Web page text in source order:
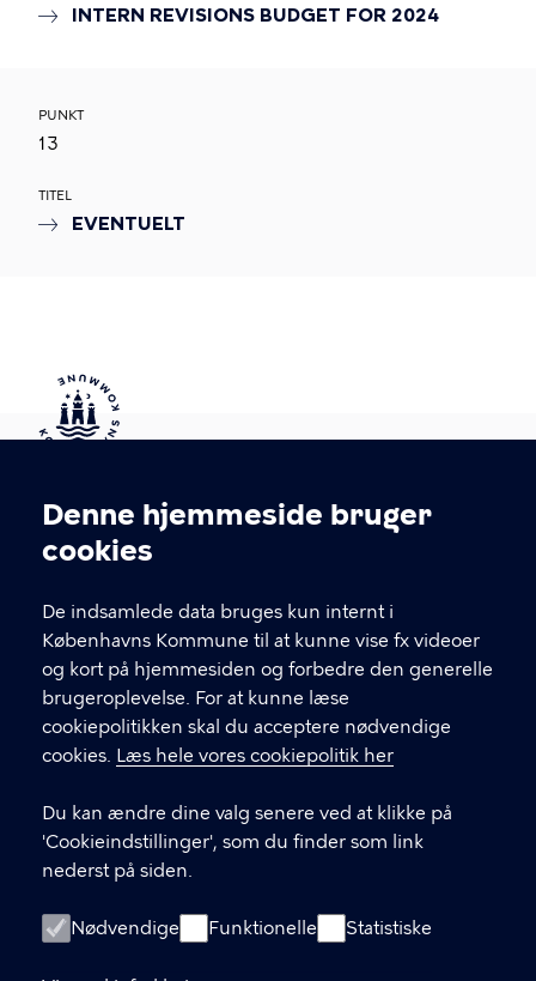
Cookieindstillinger
Denne hjemmeside bruger
cookies
De indsamlede data bruges kun internt i
Københavns Kommune til at kunne vise fx videoer
og kort på hjemmesiden og forbedre den generelle
brugeroplevelse. For at kunne læse
cookiepolitikken skal du acceptere nødvendige
cookies. Læs hele vores cookiepolitik her
Du kan ændre dine valg senere ved at klikke på
'Cookieindstillinger', som du finder som link
nederst på siden.
Nødvendige Funktionelle Statistiske
INTERN REVISIONS BUDGET FOR 2024
PUNKT
13
TITEL
EVENTUELT
Kontakt Københavns Kommune
T
fFind andre kontakter her
CVR-nummer64942212
GENVEJE
Digital Post
Databeskyttelse
Tilgængelighedserklæring